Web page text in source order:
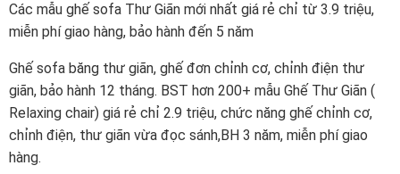
Các mẫu ghế sofa Thư Giãn mới nhất giá rẻ chỉ từ 3.9 triệu,
miễn phí giao hàng, bảo hành đến 5 năm
Ghế sofa băng thư giãn, ghế đơn chỉnh cơ, chỉnh điện thư
giãn, bảo hành 12 tháng. BST hơn 200+ mẫu Ghế Thư Giãn (
Relaxing chair) giá rẻ chỉ 2.9 triệu, chức năng ghế chỉnh cơ,
chỉnh điện, thư giãn vừa đọc sánh,BH 3 năm, miễn phí giao
hàng.